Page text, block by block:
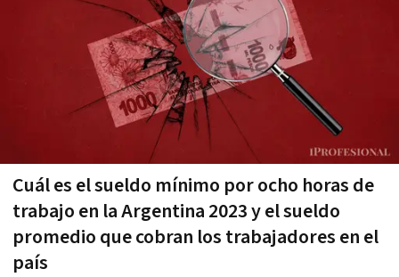
Cuál es el sueldo mínimo por ocho horas de
trabajo en la Argentina 2023 y el sueldo
promedio que cobran los trabajadores en el
país